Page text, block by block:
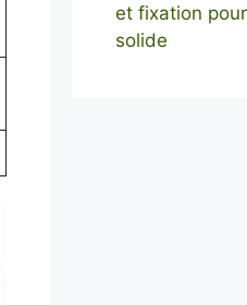
et fixation
solide